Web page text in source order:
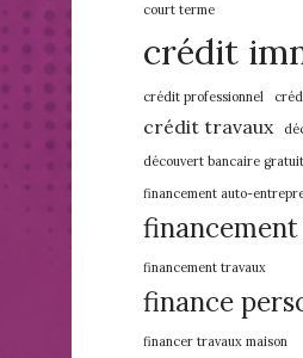
court terme
crédit
crédit professionnel
crédit travaux
découvert bancaire gratuit
financement auto-
financement travaux
finance
financer travaux maison